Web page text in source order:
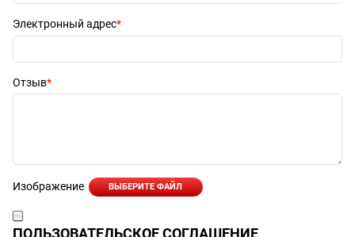
Электронный адрес
Отзыв
Изображение ВЫБЕРИТЕ ФАЙЛ
ПОЛЬЗОВАТЕЛЬСКОЕ СОГЛАШЕНИЕ